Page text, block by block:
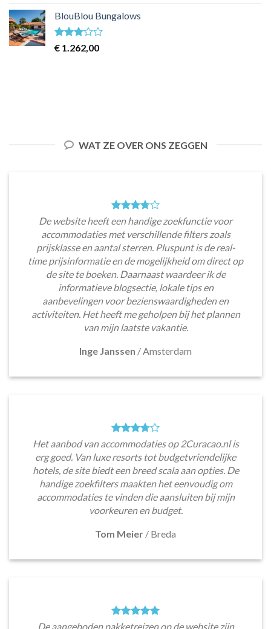
BlouBlou Bungalows
Waardering
€ 1.262,00
WAT ZE OVER ONS ZEGGEN
De website heeft een handige zoekfunctie voor
accommodaties met verschillende filters zoals
prijsklasse en aantal sterren. Pluspunt is de real-
time prijsinformatie en de mogelijkheid om direct op
de site te boeken. Daarnaast waardeer ik de
informatieve blogsectie, lokale tips en
aanbevelingen voor bezienswaardigheden en
activiteiten. Het heeft me geholpen bij het plannen
van mijn laatste vakantie.
Inge Janssen / Amsterdam
Het aanbod van accommodaties op 2Curacao.nl is
erg goed. Van luxe resorts tot budgetvriendelijke
hotels, de site biedt een breed scala aan opties. De
handige zoekfilters maakten het eenvoudig om
accommodaties te vinden die aansluiten bij mijn
voorkeuren en budget.
Tom Meier / Breda
De aangeboden pakketreizen op de website zijn